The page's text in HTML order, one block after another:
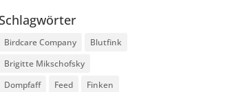
Schlagwörter
Birdcare Company
Blutfink
Brigitte Mikschofsky
Dompfaff
Feed
Finken